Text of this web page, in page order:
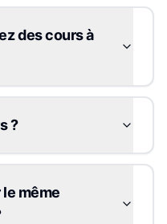
des cours à
?
même